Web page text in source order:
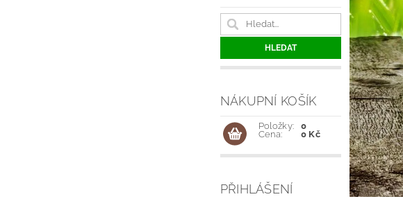
NÁKUPNÍ KOŠÍK
Položky:
Cena:
0
0 Kč
PŘIHLÁŠENÍ